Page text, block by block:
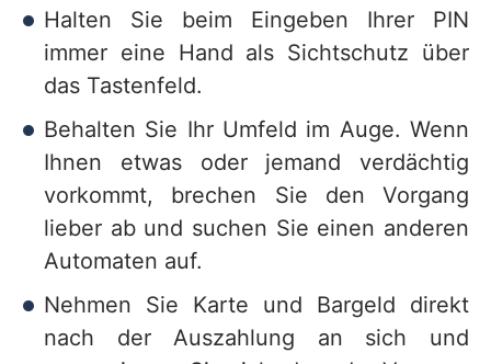
Halten Sie beim Eingeben Ihrer PIN
immer eine Hand als Sichtschutz über
das Tastenfeld.
Behalten Sie Ihr Umfeld im Auge. Wenn
Ihnen etwas oder jemand verdächtig
vorkommt, brechen Sie den Vorgang
lieber ab und suchen Sie einen anderen
Automaten auf.
Nehmen Sie Karte und Bargeld direkt
nach der Auszahlung an sich und